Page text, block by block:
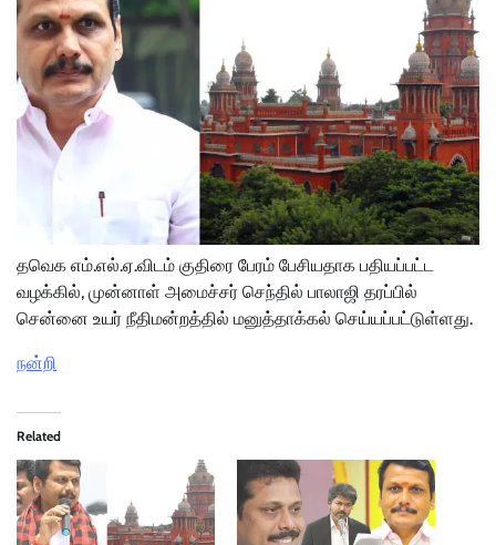
தவெக எம்.எல்.ஏ.விடம் குதிரை பேரம் பேசியதாக பதியப்பட்ட
வழக்கில், முன்னாள் அமைச்சர் செந்தில் பாலாஜி தரப்பில்
சென்னை உயர் நீதிமன்றத்தில் மனுத்தாக்கல் செய்யப்பட்டுள்ளது.
நன்றி
Related